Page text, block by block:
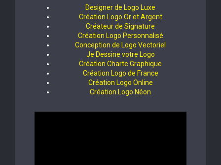
Designer de Logo Luxe
Création Logo Or et Argent
Créateur de Signature
Création Logo Personnalisé
Conception de Logo Vectoriel
Je Dessine votre Logo
Création Charte Graphique
Création Logo de France
Création Logo Online
Création Logo Néon